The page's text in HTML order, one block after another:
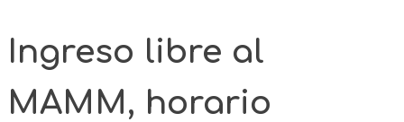
Ingreso libre al
MAMM, horario